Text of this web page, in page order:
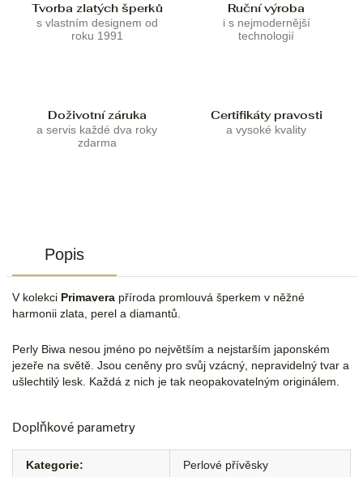
Tvorba zlatých šperků
s vlastním designem od
roku 1991
Ruční výroba
i s nejmodernější
technologií
Doživotní záruka
a servis každé dva roky
zdarma
Certifikáty pravosti
a vysoké kvality
Popis
V kolekci Primavera příroda promlouvá šperkem v něžné
harmonii zlata, perel a diamantů.
Perly Biwa nesou jméno po největším a nejstarším japonském
jezeře na světě. Jsou ceněny pro svůj vzácný, nepravidelný tvar a
ušlechtilý lesk. Každá z nich je tak neopakovatelným originálem.
Doplňkové parametry
Kategorie: Perlové přívěsky